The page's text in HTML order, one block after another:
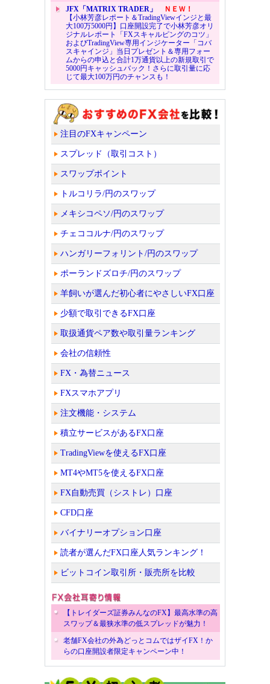
JFX「MATRIX TRADER」
ＮＥＷ！
【小林芳彦レポート＆TradingViewインジと最
大100万5000円】口座開設完了で小林芳彦オリ
ジナルレポート「FXスキャルピングのコツ」
およびTradingView専用インジケーター「コバ
スキャインジ」当日プレゼント＆専用フォー
ムからの申込と合計1万通貨以上の新規取引で
5000円キャッシュバック！さらに取引量に応
じて最大100万円のチャンスも！
注目のFXキャンペーン
スプレッド（取引コスト）
スワップポイント
トルコリラ/円のスワップ
メキシコペソ/円のスワップ
チェココルナ/円のスワップ
ハンガリーフォリント/円のスワップ
ポーランドズロチ/円のスワップ
羊飼いが選んだ初心者にやさしいFX口座
少額で取引できるFX口座
取扱通貨ペア数や取引量ランキング
会社の信頼性
FX・為替ニュース
FXスマホアプリ
注文機能・システム
積立サービスがあるFX口座
TradingViewを使えるFX口座
MT4やMT5を使えるFX口座
FX自動売買（シストレ）口座
CFD口座
バイナリーオプション口座
読者が選んだFX口座人気ランキング！
ビットコイン取引所・販売所を比較
【トレイダーズ証券みんなのFX】最高水準の高
スワップ＆最狭水準の低スプレッドが魅力！
老舗FX会社の外為どっとコムではザイFX！か
らの口座開設者限定キャンペーン中！